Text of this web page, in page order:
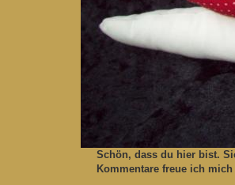
Schön, dass du hier bist.
Kommentare freue ich